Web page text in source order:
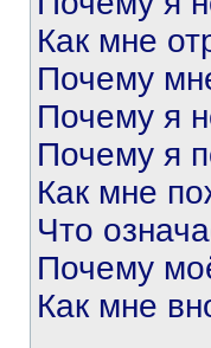
Как мне
Почему
Почему я
Почему я
Как мне
Что
Почему
Как мне